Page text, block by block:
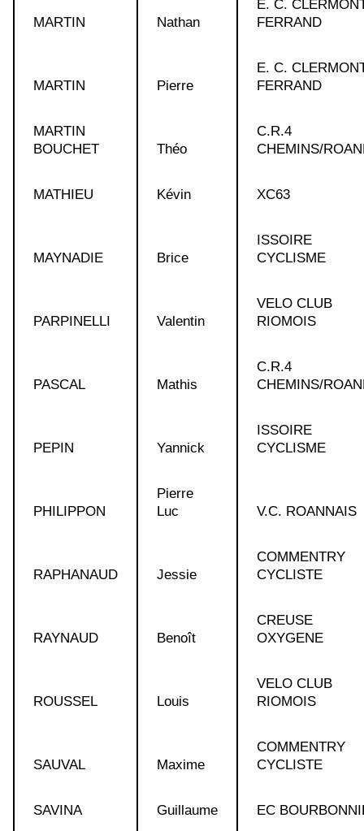
MARTIN Nathan
E. C.
FERRAND
MARTIN Pierre
E. C.
FERRAND
MARTIN
BOUCHET
Théo
C.R.4
CHEMINS/
MATHIEU Kévin XC63
MAYNADIE Brice
ISSOIRE
CYCLISME
PARPINELLI Valentin
VELO CLUB
RIOMOIS
PASCAL Mathis
C.R.4
CHEMINS/
PEPIN Yannick
ISSOIRE
CYCLISME
PHILIPPON
Pierre
Luc
V.C. ROANNAIS
RAPHANAUD Jessie
COMMENTRY
CYCLISTE
RAYNAUD Benoît
CREUSE
OXYGENE
ROUSSEL Louis
VELO CLUB
RIOMOIS
SAUVAL Maxime
COMMENTRY
CYCLISTE
SAVINA Guillaume EC